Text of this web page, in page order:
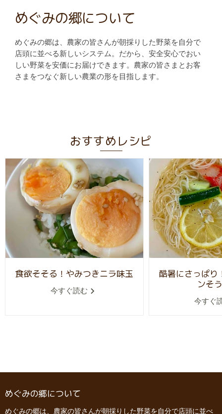
めぐみの郷について
めぐみの郷は、農家の皆さんが朝採りした野菜を自分で
店頭に並べる新しいシステム。だから、安全安心でおい
しい野菜を安価にお届けできます。農家の皆さまとお客
さまをつなぐ新しい農業の形を目指します。
おすすめレシピ
食欲そそる！やみつきニラ味玉
今すぐ読む
酷暑にさっぱり
ンそ
今すぐ
めぐみの郷について
めぐみの郷は、農家の皆さんが朝採りした野菜を自分で店頭に並べ